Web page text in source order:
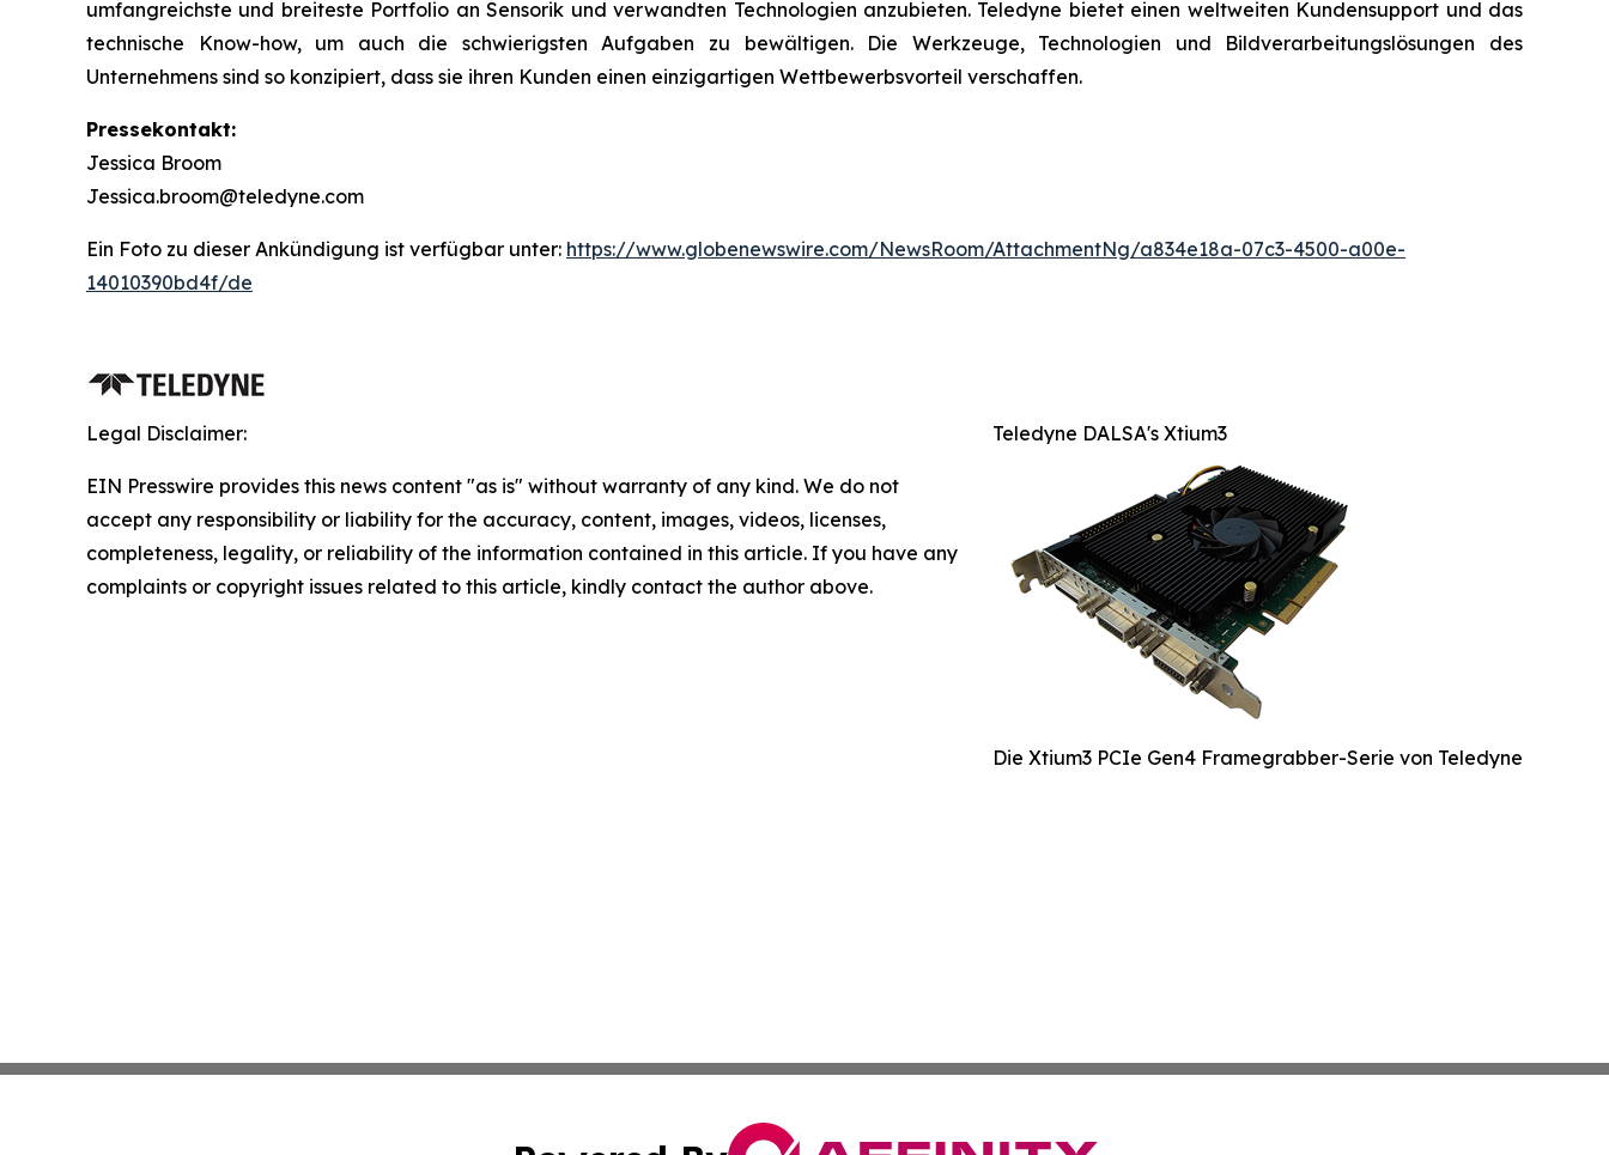
umfangreichste und breiteste Portfolio an Sensorik und verwandten Technologien anzubieten. Teledyne bietet einen weltweiten Kundensupport und das
technische Know-how, um auch die schwierigsten Aufgaben zu bewältigen. Die Werkzeuge, Technologien und Bildverarbeitungslösungen des
Unternehmens sind so konzipiert, dass sie ihren Kunden einen einzigartigen Wettbewerbsvorteil verschaffen.
Pressekontakt:
Jessica Broom
Jessica.broom@teledyne.com
Ein Foto zu dieser Ankündigung ist verfügbar unter: https://www.globenewswire.com/NewsRoom/AttachmentNg/a834e18a-07c3-4500-a00e-
14010390bd4f/de
Teledyne DALSA's Xtium3
Die Xtium3 PCIe Gen4 Framegrabber-Serie von Teledyne
Legal Disclaimer:
EIN Presswire provides this news content "as is" without warranty of any kind. We do not
accept any responsibility or liability for the accuracy, content, images, videos, licenses,
completeness, legality, or reliability of the information contained in this article. If you have any
complaints or copyright issues related to this article, kindly contact the author above.